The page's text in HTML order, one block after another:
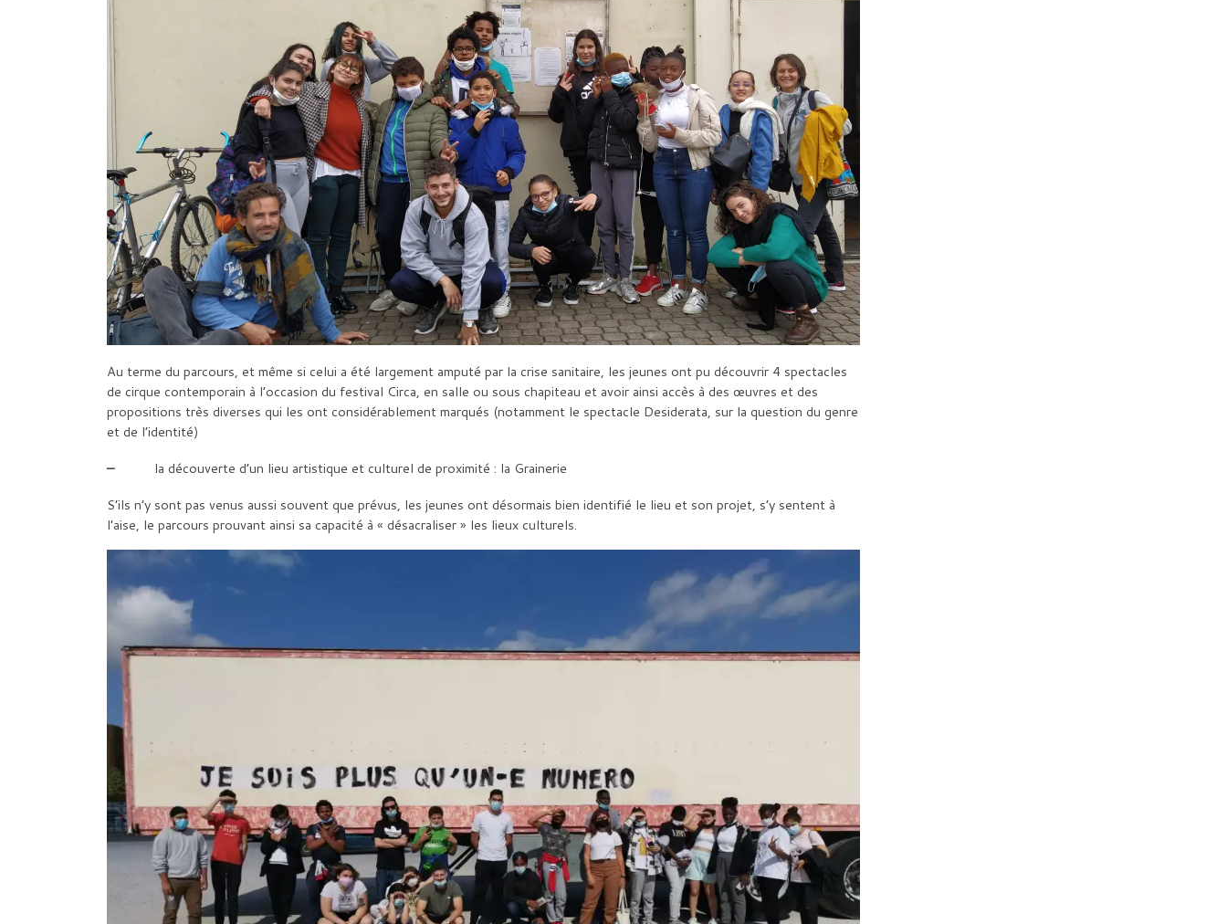
Au terme du parcours, et même si celui a été largement amputé par la crise sanitaire, les jeunes ont pu découvrir 4 spectacles
de cirque contemporain à l’occasion du festival Circa, en salle ou sous chapiteau et avoir ainsi accès à des œuvres et des
propositions très diverses qui les ont considérablement marqués (notamment le spectacle Desiderata, sur la question du genre
et de l’identité)
– la découverte d’un lieu artistique et culturel de proximité : la Grainerie
S’ils n’y sont pas venus aussi souvent que prévus, les jeunes ont désormais bien identifié le lieu et son projet, s’y sentent à
l’aise, le parcours prouvant ainsi sa capacité à « désacraliser » les lieux culturels.